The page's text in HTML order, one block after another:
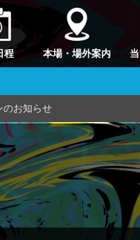
程 本場・場外案内
のお知らせ